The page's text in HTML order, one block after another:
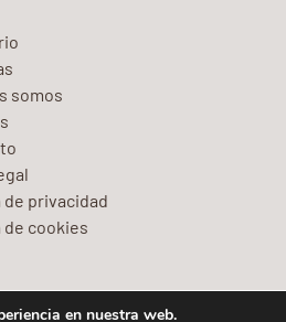
somos
de privacidad
de cookies
en nuestra web.